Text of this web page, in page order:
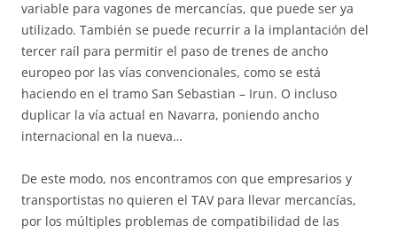
variable para vagones de mercancías, que puede ser ya
utilizado. También se puede recurrir a la implantación del
tercer raíl para permitir el paso de trenes de ancho
europeo por las vías convencionales, como se está
haciendo en el tramo San Sebastian – Irun. O incluso
duplicar la vía actual en Navarra, poniendo ancho
internacional en la nueva…
De este modo, nos encontramos con que empresarios y
transportistas no quieren el TAV para llevar mercancías,
por los múltiples problemas de compatibilidad de las